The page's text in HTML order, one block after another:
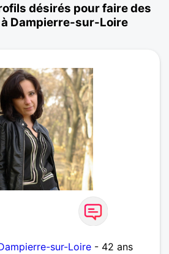
désirés pour faire des
Dampierre-sur-Loire
sur-Loire - 42 ans